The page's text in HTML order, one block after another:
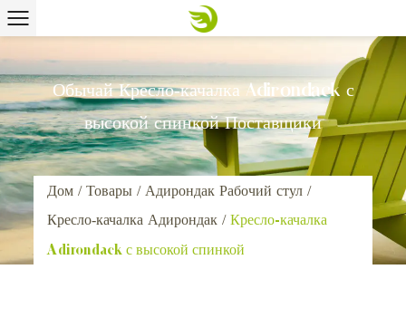
Обычай Кресло-качалка Adirondack с
высокой спинкой Поставщики
Дом /Товары / Адирондак Рабочий стул /
Кресло-качалка Адирондак /Кресло-качалка
Adirondack с высокой спинкой